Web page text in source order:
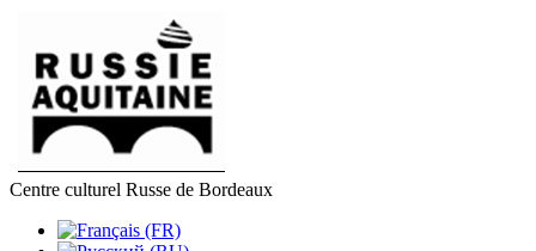
Centre culturel Russe de Bordeaux